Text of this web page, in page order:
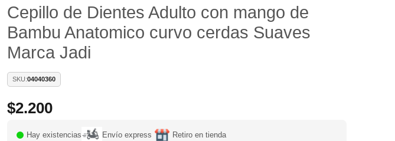
Cepillo de Dientes Adulto con mango de
Bambu Anatomico curvo cerdas Suaves
Marca Jadi
SKU:04040360
$2.200
Hay existencias Envío express Retiro en tienda